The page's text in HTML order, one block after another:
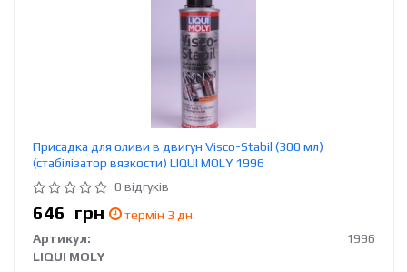
Присадка для оливи в двигун Visco-Stabil (300 мл)
(cтабілізатор вязкости) LIQUI MOLY 1996
0 відгуків
646 грн
термін 3 дн.
Артикул:
1996
LIQUI MOLY